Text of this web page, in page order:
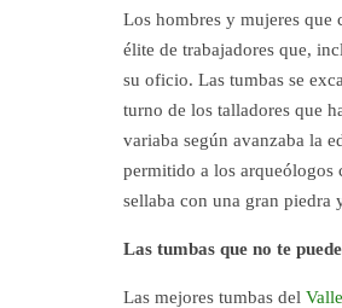
Los hombres y mujeres que
élite de trabajadores que,
su oficio. Las tumbas se
turno de los talladores que
variaba según avanzaba la
permitido a los arqueólogos
sellaba con una gran piedra
Las tumbas que no te
Las mejores tumbas del